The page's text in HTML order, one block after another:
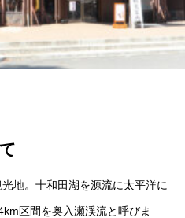
地。十和田湖を源流に太平洋に
区間を奥入瀬渓流と呼びま